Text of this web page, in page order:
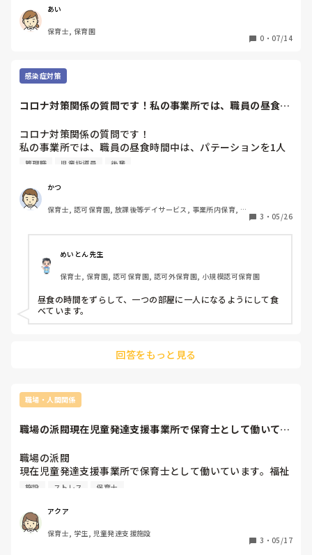
と言われ、接種場所も接種機関もなんも伝えられず、いざ言
われると考える時間も欲しくなり、とりあえず見送りまし
た。
でも、ワクチンの福祉枠とはいえ、挙手はダメだろうと思っ
てない、自分が感染源になった時に保護者に対するリスクを
負えるのか、賠償責任を負えるのかと言われ、モヤモヤ。確
かにリスクも分かるが、人手不足の中で申し出る勇気、ワク
チン打ったから安心して預けられると言う考えが何だかなあ
と思ってしまう。リスクはわかるけど、ワクチン有無で保育
の質をいわれたくないなとおもいつつ考えていても即答でき
なかった自分、挙手で返答求めた施設の配慮、実親の考えに
ちょっとモヤモヤが止まりません
あい
保育士, 保育園
0 ・ 07/14
感染症対策
コロナ対策関係の質問です！私の事業所では、職員の昼食時
コロナ対策関係の質問です！
私の事業所では、職員の昼食時間中は、パテーションを1人
一個使い、2メートル以上お互い離れ、小さい折りたたみ式
対面にもならない様に換気もしながら。
ほかに予防対策として、昼食時間中にできる事はありますで
しょうか？日々皆で努めていますが、できる事はやりたいと
考えていて、アドバイスがありましたらお願い致します！
管理職 児童指導員 後輩
かつ
保育士, 認可保育園, 放課後等デイサービス, 事業所内保育, 児
3 ・ 05/26
めいとん先生
保育士, 保育園, 認可保育園, 認可外保育園, 小規模認可保育園
昼食の時間をずらして、一つの部屋に一人になるようにして食
べています。
回答をもっと見る
職場・人間関係
職場の派閥現在児童発達支援事業所で保育士として働いてい
職場の派閥
現在児童発達支援事業所で保育士として働いています。福祉
施設あるあるの〇〇派などの派閥があり、疲弊しています。
いますが、なんとなくギスギスした空気感の中にいるとつか
れてしまいます。
職場のギスギスした空気感や派閥に皆さまどうストレスを溜
施設 ストレス 保育士
アクア
保育士, 学生, 児童発達支援施設
3 ・ 05/17